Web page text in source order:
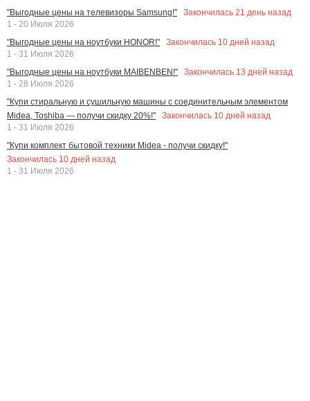
"Выгодные цены на телевизоры Samsung!"
Закончилась 21 день назад
1 - 20 Июля 2026
"Выгодные цены на ноутбуки HONOR!"
Закончилась 10 дней назад
1 - 31 Июля 2026
"Выгодные цены на ноутбуки MAIBENBEN!"
Закончилась 13 дней назад
1 - 28 Июля 2026
"Купи стиральную и сушильную машины с соединительным элементом
Midea, Toshiba — получи скидку 20%!"
Закончилась 10 дней назад
1 - 31 Июля 2026
"Купи комплект бытовой техники Midea - получи скидку!"
Закончилась 10 дней назад
1 - 31 Июля 2026